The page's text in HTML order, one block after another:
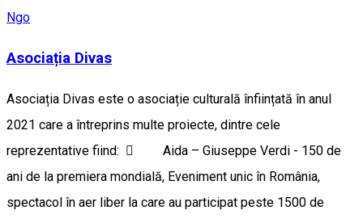
Ngo
Asociația Divas
Asociația Divas este o asociație culturală înființată în anul
2021 care a întreprins multe proiecte, dintre cele
reprezentative fiind:  Aida – Giuseppe Verdi - 150 de
ani de la premiera mondială, Eveniment unic în România,
spectacol în aer liber la care au participat peste 1500 de